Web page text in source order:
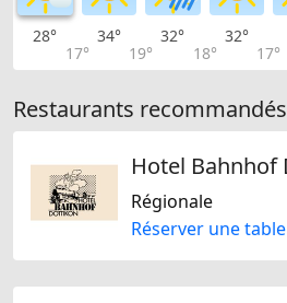
28°
17°
34°
19°
32°
18°
32°
17°
Restaurants recommandés
Régionale
Réserver une table